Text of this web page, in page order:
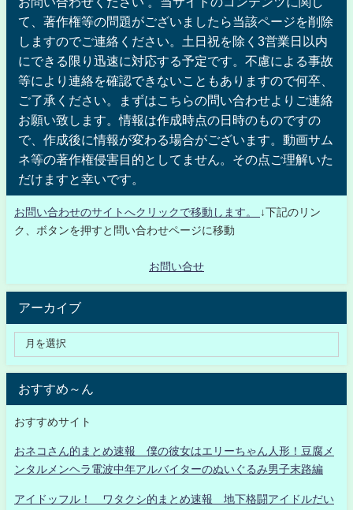
て、著作権等の問題がございましたら当該ページを削除
しますのでご連絡ください。土日祝を除く3営業日以内
にできる限り迅速に対応する予定です。不慮による事故
等により連絡を確認できないこともありますので何卒、
ご了承ください。まずはこちらの問い合わせよりご連絡
お願い致します。情報は作成時点の日時のものですの
で、作成後に情報が変わる場合がございます。動画サム
ネ等の著作権侵害目的としてません。その点ご理解いた
だけますと幸いです。
お問い合わせのサイトへクリックで移動します。
↓下記のリン
ク、ボタンを押すと問い合わせページに移動
お問い合せ
アーカイブ
おすすめ～ん
おすすめサイト
おネコさん的まとめ速報 僕の彼女はエリーちゃん人形！豆腐メ
ンタルメンヘラ電波中年アルバイターのぬいぐるみ男子末路編
アイドッフル！ ワタクシ的まとめ速報 地下格闘アイドルだい